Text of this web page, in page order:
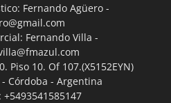
Fernando Agüero -
Fernando Villa -
Piso 10. Of 107.(X5152EYN)
- Córdoba - Argentina